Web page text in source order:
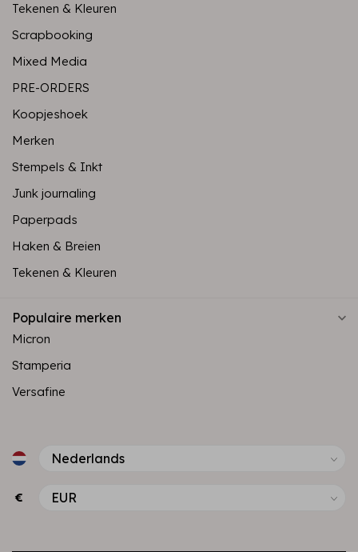
Tekenen & Kleuren
Scrapbooking
Mixed Media
PRE-ORDERS
Koopjeshoek
Merken
Stempels & Inkt
Junk journaling
Paperpads
Haken & Breien
Tekenen & Kleuren
Populaire merken
Micron
Stamperia
Versafine
€